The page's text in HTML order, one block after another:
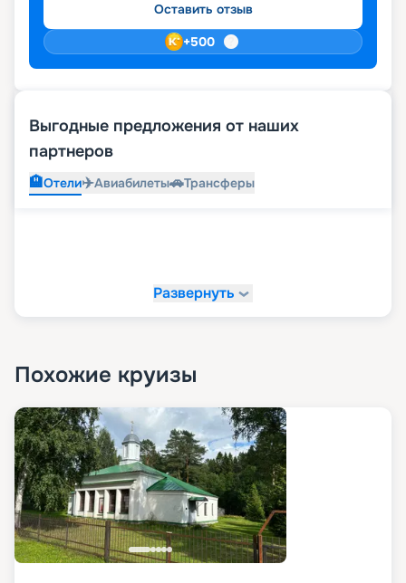
Оставить отзыв
+500
Выгодные предложения от наших
партнеров
🏨Отели✈️Авиабилеты🚗Трансферы
Развернуть
Похожие круизы